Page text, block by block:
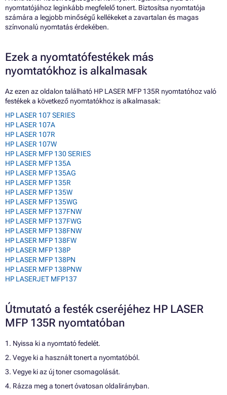
nyomtatójához leginkább megfelelő tonert. Biztosítsa nyomtatója
számára a legjobb minőségű kellékeket a zavartalan és magas
színvonalú nyomtatás érdekében.
Ezek a nyomtatófestékek más
nyomtatókhoz is alkalmasak
Az ezen az oldalon található HP LASER MFP 135R nyomtatóhoz való
festékek a következő nyomtatókhoz is alkalmasak:
HP LASER 107 SERIES
HP LASER 107A
HP LASER 107R
HP LASER 107W
HP LASER MFP 130 SERIES
HP LASER MFP 135A
HP LASER MFP 135AG
HP LASER MFP 135R
HP LASER MFP 135W
HP LASER MFP 135WG
HP LASER MFP 137FNW
HP LASER MFP 137FWG
HP LASER MFP 138FNW
HP LASER MFP 138FW
HP LASER MFP 138P
HP LASER MFP 138PN
HP LASER MFP 138PNW
HP LASERJET MFP137
Útmutató a festék cseréjéhez HP LASER
MFP 135R nyomtatóban
1. Nyissa ki a nyomtató fedelét.
2. Vegye ki a használt tonert a nyomtatóból.
3. Vegye ki az új toner csomagolását.
4. Rázza meg a tonert óvatosan oldalirányban.